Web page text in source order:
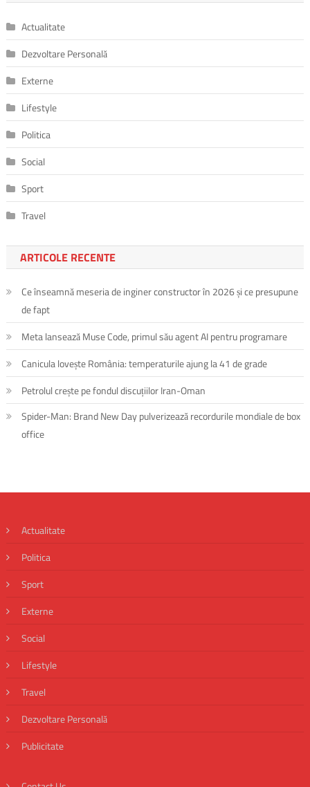
Actualitate
Dezvoltare Personală
Externe
Lifestyle
Politica
Social
Sport
Travel
ARTICOLE RECENTE
Ce înseamnă meseria de inginer constructor în 2026 și ce presupune
de fapt
Meta lansează Muse Code, primul său agent AI pentru programare
Canicula lovește România: temperaturile ajung la 41 de grade
Petrolul crește pe fondul discuțiilor Iran-Oman
Spider-Man: Brand New Day pulverizează recordurile mondiale de box
office
Actualitate
Politica
Sport
Externe
Social
Lifestyle
Travel
Dezvoltare Personală
Publicitate